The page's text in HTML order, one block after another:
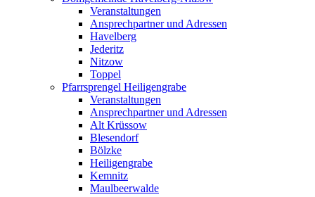
Veranstaltungen
Ansprechpartner und Adressen
Havelberg
Jederitz
Nitzow
Toppel
Pfarrsprengel Heiligengrabe
Veranstaltungen
Ansprechpartner und Adressen
Alt Krüssow
Blesendorf
Bölzke
Heiligengrabe
Kemnitz
Maulbeerwalde